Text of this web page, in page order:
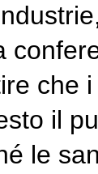
che
il
le